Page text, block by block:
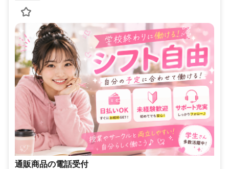
通販商品の電話受付